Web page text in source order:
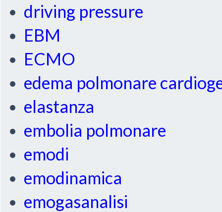
driving pressure
EBM
ECMO
edema polmonare
elastanza
embolia polmonare
emodi
emodinamica
emogasanalisi